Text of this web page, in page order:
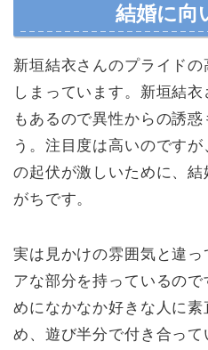
結婚に向
新垣結衣さんのプライド
しまっています。新垣結
もあるので異性からの誘
う。注目度は高いのです
の起伏が激しいために、
がちです。
実は見かけの雰囲気と違
アな部分を持っているの
めになかなか好きな人に
め、遊び半分で付き合っ